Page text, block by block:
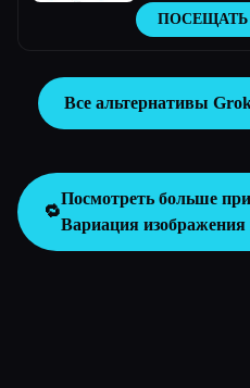
ПОСЕЩАТЬ
Все альтернативы
🔁
Посмотреть больше
Вариация изображения